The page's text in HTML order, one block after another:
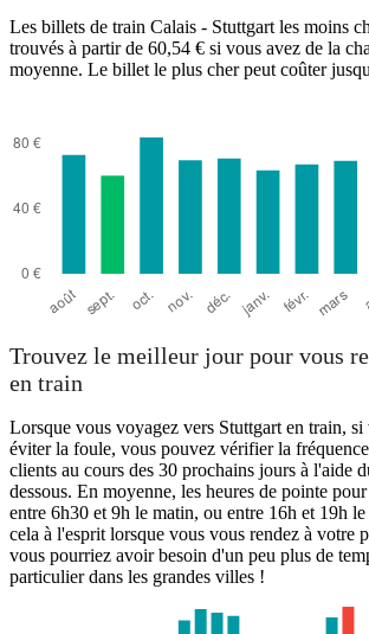
Les billets de train Calais - Stuttgart les moins
trouvés à partir de 60,54 € si vous avez de la
moyenne. Le billet le plus cher peut coûter
Trouvez le meilleur jour pour vous
en train
Lorsque vous voyagez vers Stuttgart en train, si
éviter la foule, vous pouvez vérifier la
clients au cours des 30 prochains jours à l'aide
dessous. En moyenne, les heures de pointe
entre 6h30 et 9h le matin, ou entre 16h et 19h
cela à l'esprit lorsque vous vous rendez à votre
vous pourriez avoir besoin d'un peu plus de
particulier dans les grandes villes !